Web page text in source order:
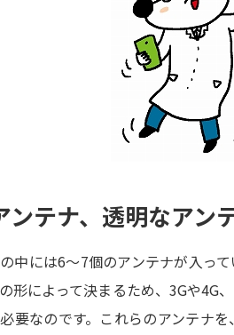
ンテナ、透明なアン
中には6～7個のアンテナが入っ
形によって決まるため、3Gや4G
要なのです。これらのアンテナ